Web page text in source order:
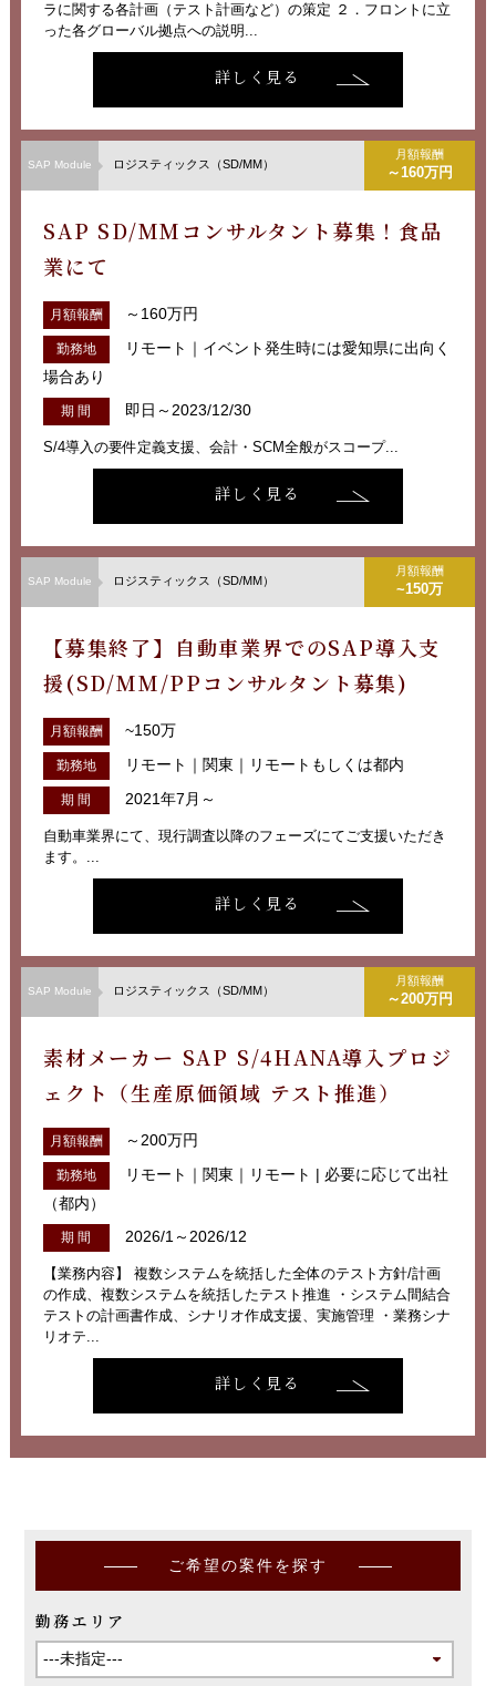
ラに関する各計画（テスト計画など）の策定 ２．フロントに立
った各グローバル拠点への説明...
詳しく見る
SAP Module ロジスティックス（SD/MM）
月額報酬
～160万円
SAP SD/MMコンサルタント募集！食品
業にて
月額報酬 ～160万円
勤務地
リモート｜イベント発生時には愛知県に出向く
場合あり
期 間 即日～2023/12/30
S/4導入の要件定義支援、会計・SCM全般がスコープ...
詳しく見る
SAP Module ロジスティックス（SD/MM）
月額報酬
~150万
【募集終了】自動車業界でのSAP導入支
援(SD/MM/PPコンサルタント募集)
月額報酬 ~150万
勤務地 リモート｜関東｜リモートもしくは都内
期 間 2021年7月～
自動車業界にて、現行調査以降のフェーズにてご支援いただき
ます。...
詳しく見る
SAP Module ロジスティックス（SD/MM）
月額報酬
～200万円
素材メーカー SAP S/4HANA導入プロジ
ェクト（生産原価領域 テスト推進）
月額報酬 ～200万円
勤務地
リモート｜関東｜リモート | 必要に応じて出社
（都内）
期 間 2026/1～2026/12
【業務内容】 複数システムを統括した全体のテスト方針/計画
の作成、複数システムを統括したテスト推進 ・システム間結合
テストの計画書作成、シナリオ作成支援、実施管理 ・業務シナ
リオテ...
詳しく見る
ご希望の案件を探す
勤務エリア